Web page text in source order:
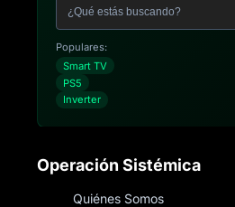
Populares:
Smart TV
PS5
Inverter
Operación Sistémica
Quiénes Somos